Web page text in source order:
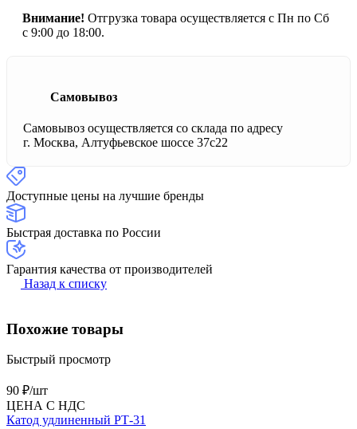
Внимание! Отгрузка товара осуществляется с Пн по Сб
с 9:00 до 18:00.
Самовывоз
Самовывоз осуществляется со склада по адресу
г. Москва, Алтуфьевское шоссе 37с22
Доступные цены на лучшие бренды
Быстрая доставка по России
Гарантия качества от производителей
Назад к списку
Похожие товары
Быстрый просмотр
90 ₽/шт
ЦЕНА С НДС
Катод удлиненный РТ-31